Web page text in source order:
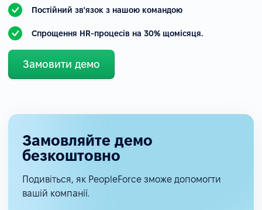
Постійний зв'язок з нашою командою
Спрощення HR-процесів на 30% щомісяця.
Замовити демо
Замовляйте демо
безкоштовно
Подивіться, як PeopleForce зможе допомогти
вашій компанії.